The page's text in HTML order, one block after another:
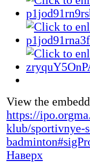
View the
https://
klub/sportivnye-
Наверх